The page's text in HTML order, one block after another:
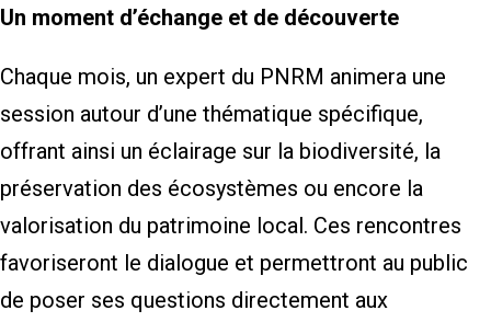
Un moment d’échange et de découverte
Chaque mois, un expert du PNRM animera une
session autour d’une thématique spécifique,
offrant ainsi un éclairage sur la biodiversité, la
préservation des écosystèmes ou encore la
valorisation du patrimoine local. Ces rencontres
favoriseront le dialogue et permettront au public
de poser ses questions directement aux